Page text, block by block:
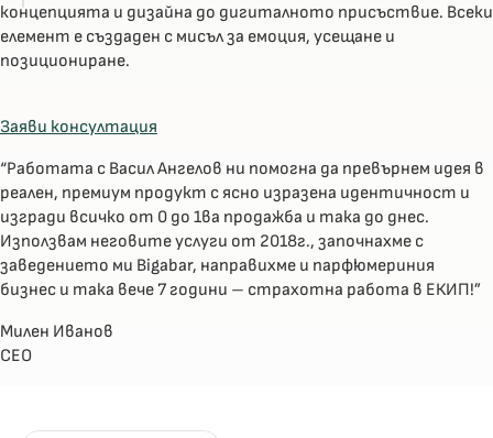
концепцията и дизайна до дигиталното присъствие. Всеки
елемент е създаден с мисъл за емоция, усещане и
позициониране.
Заяви консултация
“Работата с Васил Ангелов ни помогна да превърнем идея в
реален, премиум продукт с ясно изразена идентичност и
изгради всичко от 0 до 1ва продажба и така до днес.
Използвам неговите услуги от 2018г., започнахме с
заведението ми Bigabar, направихме и парфюмериния
бизнес и така вече 7 години – страхотна работа в ЕКИП!”
Милен Иванов
CEO